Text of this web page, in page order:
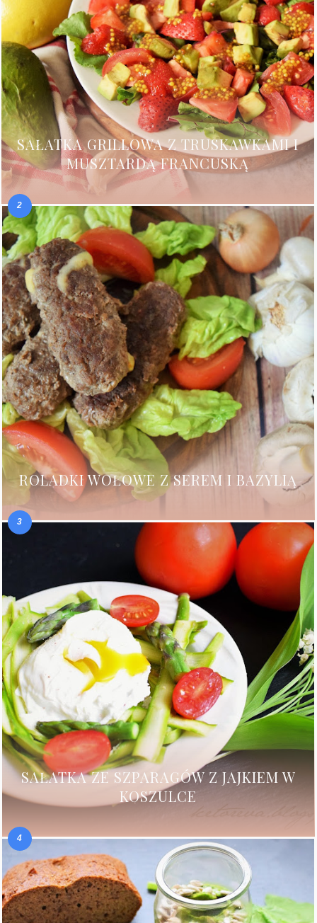
SAŁATKA GRILLOWA Z TRUSKAWKAMI I
MUSZTARDĄ FRANCUSKĄ
ROLADKI WOŁOWE Z SEREM I BAZYLIĄ
SAŁATKA ZE SZPARAGÓW Z JAJKIEM W
KOSZULCE